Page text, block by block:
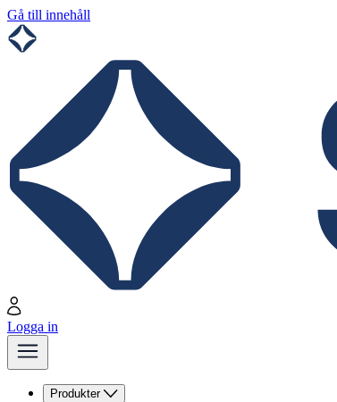
Gå till innehåll
Logga in
Produkter